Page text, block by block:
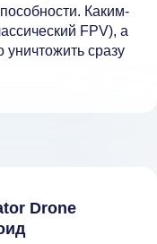
Каким-
FPV), а
сразу
Drone